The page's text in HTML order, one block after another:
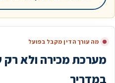
מה עורך הדין מקבל בפועל
מערכת מכירה ולא רק
במדריך